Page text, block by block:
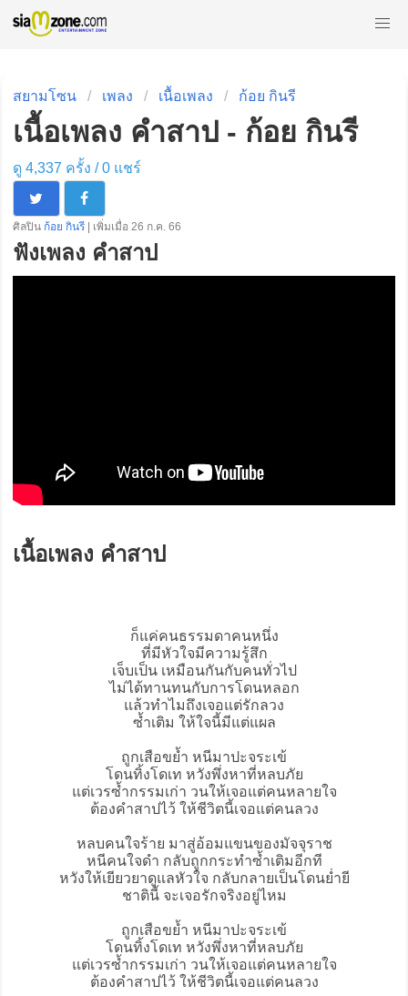
สยามโซน เพลง เนื้อเพลง ก้อย กินรี
เนื้อเพลง คำสาป - ก้อย กินรี
ดู 4,337 ครั้ง /0แชร์
ศิลปิน ก้อย กินรี | เพิ่มเมื่อ 26 ก.ค. 66
ฟังเพลง คำสาป
เนื้อเพลง คำสาป
ก็แค่คนธรรมดาคนหนึ่ง
ที่มีหัวใจมีความรู้สึก
เจ็บเป็น เหมือนกันกับคนทั่วไป
ไม่ได้ทานทนกับการโดนหลอก
แล้วทำไมถึงเจอแต่รักลวง
ซ้ำเติม ให้ใจนี้มีแต่แผล
ถูกเสือขย้ำ หนีมาปะจระเข้
โดนทิ้งโดเท หวังพึ่งหาที่หลบภัย
แต่เวรซ้ำกรรมเก่า วนให้เจอแต่คนหลายใจ
ต้องคำสาปไว้ ให้ชีวิตนี้เจอแต่คนลวง
หลบคนใจร้าย มาสู่อ้อมแขนของมัจจุราช
หนีคนใจดำ กลับถูกกระทำซ้ำเติมอีกที
หวังให้เยียวยาดูแลหัวใจ กลับกลายเป็นโดนย่ำยี
ชาตินี้ จะเจอรักจริงอยู่ไหม
ถูกเสือขย้ำ หนีมาปะจระเข้
โดนทิ้งโดเท หวังพึ่งหาที่หลบภัย
แต่เวรซ้ำกรรมเก่า วนให้เจอแต่คนหลายใจ
ต้องคำสาปไว้ ให้ชีวิตนี้เจอแต่คนลวง